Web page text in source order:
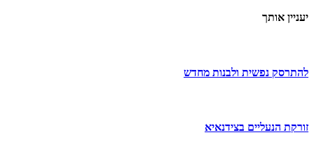
יעניין אותך
להתרסק נפשית ולבנות מחדש
זורקת הנעליים בצידנאיא